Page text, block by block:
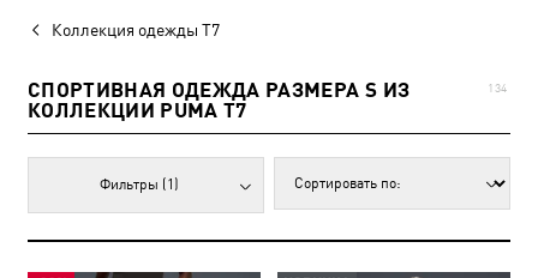
Коллекция одежды T7
СПОРТИВНАЯ ОДЕЖДА РАЗМЕРА S ИЗ
КОЛЛЕКЦИИ PUMA T7
134
Фильтры (1)